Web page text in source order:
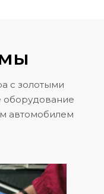
с золотыми
оборудование
автомобилем